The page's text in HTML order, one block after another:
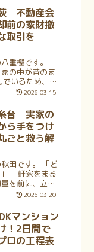
不動産会
前の家財撤
取引を
重樫です。
の中が昔のま
いるため、自
は到底無理」
2026.03.15
台 実家の
ら手をつけ
ごと救う解
田です。 「ど
一軒家をまる
を前に、立ち
たからこそ溜
2026.03.20
マンション
！2日間で
ロの工程表